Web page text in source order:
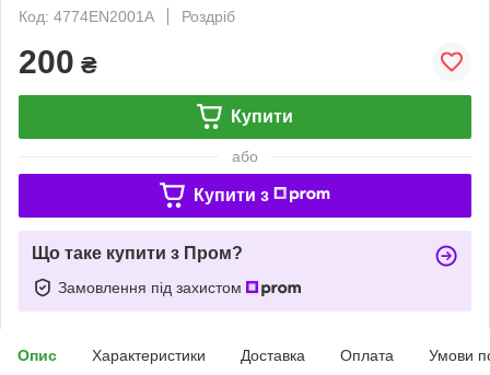
Код: 4774EN2001A
Роздріб
200 ₴
Купити
або
Купити з
Що таке купити з Пром?
Замовлення під захистом
Опис Характеристики Доставка Оплата Умови